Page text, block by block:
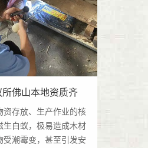
佛山本地资质齐
有哪些推荐
资存放、生产作业的核
生白蚁，极易造成木材
受潮霉变，甚至引发安